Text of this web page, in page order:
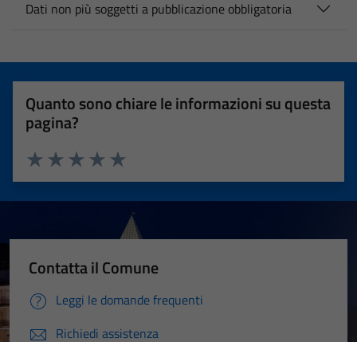
Dati non più soggetti a pubblicazione obbligatoria
Quanto sono chiare le informazioni su questa
pagina?
Valuta 5 stelle su 5
Valuta 4 stelle su 5
Valuta 3 stelle su 5
Valuta 2 stelle su 5
Valuta 1 stelle su 5
Contatta il Comune
Leggi le domande frequenti
Richiedi assistenza